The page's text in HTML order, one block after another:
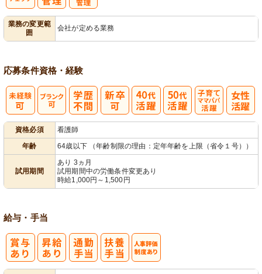
業務の変更範
囲
会社が定める業務
応募条件資格・経験
資格必須
看護師
年齢
64歳以下 （年齢制限の理由：定年年齢を上限（省令１号））
試用期間
あり 3ヵ月
試用期間中の労働条件変更あり
時給1,000円～1,500円
給与・手当